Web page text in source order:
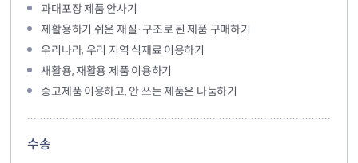
과대포장 제품 안사기
제활용하기 쉬운 재질·구조로 된 제품 구매하기
우리나라, 우리 지역 식재료 이용하기
새활용, 재활용 제품 이용하기
중고제품 이용하고, 안 쓰는 제품은 나눔하기
수송